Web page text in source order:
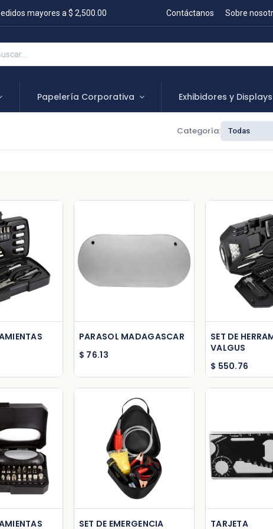
mayores a $ 2,500.00 Contáctanos Sobre
Papelería Corporativa Exhibidores y Displays
Categoría:
Cart Add to Cart
PARASOL MADAGASCAR
$ 76.13
Add
SET DE
VALGUS
$ 550.76
Cart Add to Cart
SET DE EMERGENCIA
Add to
TARJETA